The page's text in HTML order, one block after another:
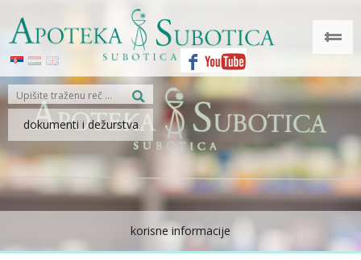
dokumenti i dežurstva
korisne informacije